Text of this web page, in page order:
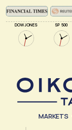
DOW JONES SP 500
MARKETS